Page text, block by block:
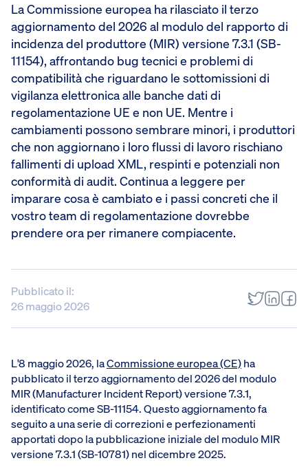
La Commissione europea ha rilasciato il terzo
aggiornamento del 2026 al modulo del rapporto di
incidenza del produttore (MIR) versione 7.3.1 (SB-
11154), affrontando bug tecnici e problemi di
compatibilità che riguardano le sottomissioni di
vigilanza elettronica alle banche dati di
regolamentazione UE e non UE. Mentre i
cambiamenti possono sembrare minori, i produttori
che non aggiornano i loro flussi di lavoro rischiano
fallimenti di upload XML, respinti e potenziali non
conformità di audit. Continua a leggere per
imparare cosa è cambiato e i passi concreti che il
vostro team di regolamentazione dovrebbe
prendere ora per rimanere compiacente.
Pubblicato il:
26 maggio 2026
L'8 maggio 2026, laCommissione europea (CE)ha
pubblicato il terzo aggiornamento del 2026 del modulo
MIR (Manufacturer Incident Report) versione 7.3.1,
identificato come SB-11154. Questo aggiornamento fa
seguito a una serie di correzioni e perfezionamenti
apportati dopo la pubblicazione iniziale del modulo MIR
versione 7.3.1 (SB-10781) nel dicembre 2025.